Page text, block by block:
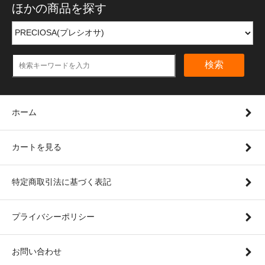
ほかの商品を探す
検索
ホーム
カートを見る
特定商取引法に基づく表記
プライバシーポリシー
お問い合わせ